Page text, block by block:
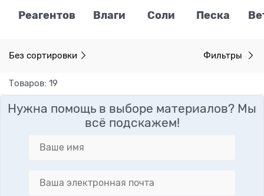
Реагентов Влаги Соли Песка
Без сортировки Фильтры
Товаров: 19
Нужна помощь в выборе материалов? Мы
всё подскажем!